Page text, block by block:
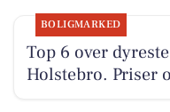
BOLIGMARKED
Top 6 over
Holstebro. Priser